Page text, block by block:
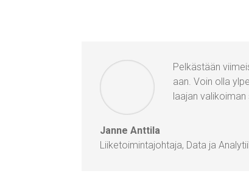
Pel­käs­tään
aan. Voin olla
laa­jan
Jan­ne Anttila
Lii­ke­toi­min­ta­joh­ta­ja, Data ja